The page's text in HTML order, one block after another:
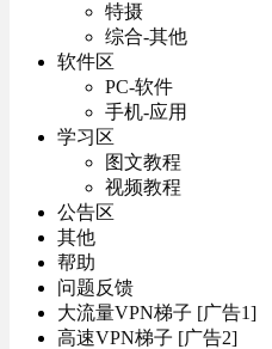
特摄
综合-其他
软件区
PC-软件
手机-应用
学习区
图文教程
视频教程
公告区
其他
帮助
问题反馈
大流量VPN梯子 [广告1]
高速VPN梯子 [广告2]